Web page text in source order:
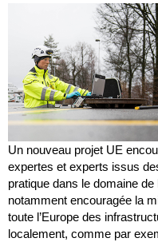
Un nouveau projet UE
expertes et experts issus
pratique dans le domaine
notamment encouragée la
toute l’Europe des
localement, comme par